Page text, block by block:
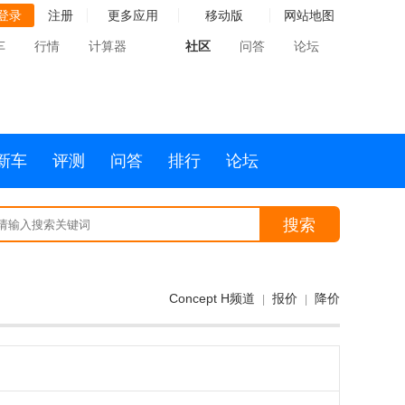
录 注册 更多应用 移动版 网站地图
行情 计算器 社区 问答 论坛
车 评测 问答 排行 论坛
搜索
Concept H频道 报价 降价